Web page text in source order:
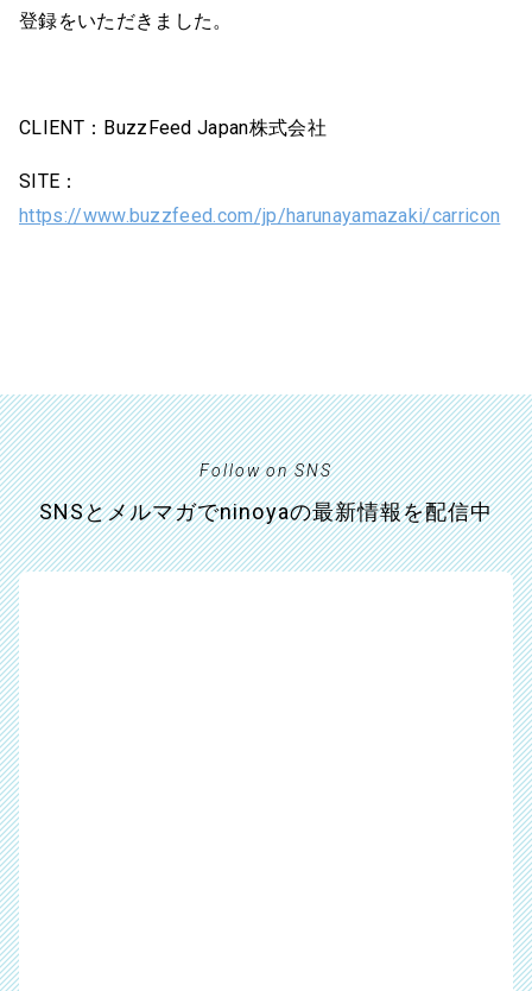
登録をいただきました。
CLIENT：BuzzFeed Japan株式会社
SITE：
https://www.buzzfeed.com/jp/harunayamazaki/carricon
Follow on SNS
SNSとメルマガでninoyaの最新情報を配信中